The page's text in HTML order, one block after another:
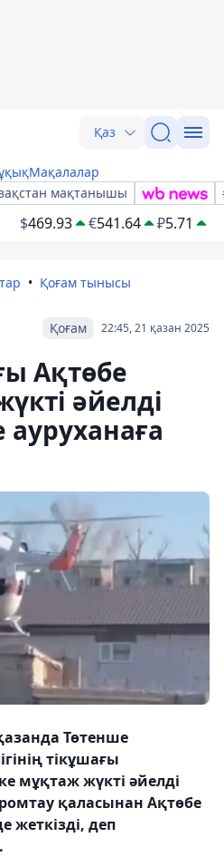
Қаз
Мақалалар
мақтанышы
$469.93 €541.64 ₽5.71
Қоғам тынысы
22:45, 21 қазан 2025
Қоғам
Ақтөбе
әйелді
Төтенше
тікұшағы
мұқтаж жүкті әйелді
қаласынан Ақтөбе
жеткізді, деп